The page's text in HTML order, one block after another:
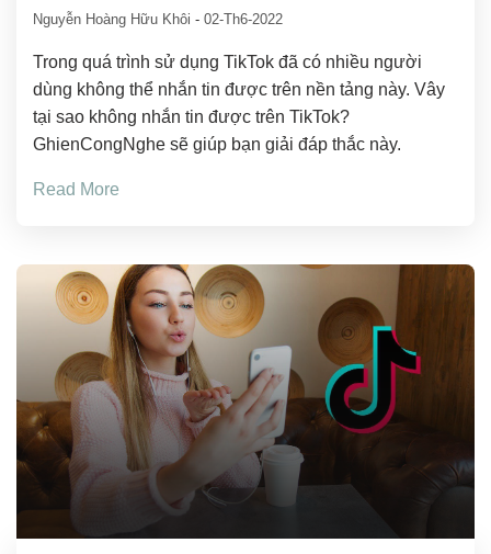
Nguyễn Hoàng Hữu Khôi - 02-Th6-2022
Trong quá trình sử dụng TikTok đã có nhiều người
dùng không thể nhắn tin được trên nền tảng này. Vây
tại sao không nhắn tin được trên TikTok?
GhienCongNghe sẽ giúp bạn giải đáp thắc này.
Read More